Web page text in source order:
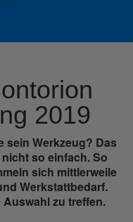
2019
sein Werkzeug? Das
so einfach. So
sich mittlerweile
Werkstattbedarf.
zu treffen.